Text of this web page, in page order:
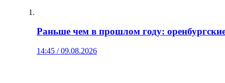
Раньше чем в прошлом году:
14:45 / 09.08.2026